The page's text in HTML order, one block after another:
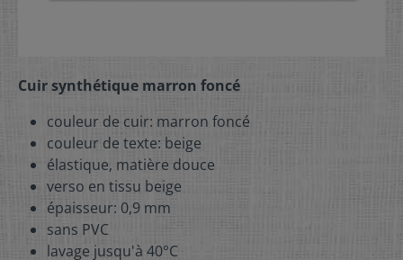
Cuir synthétique marron foncé
couleur de cuir: marron foncé
couleur de texte: beige
élastique, matière douce
verso en tissu beige
épaisseur: 0,9 mm
sans PVC
lavage jusqu'à 40°C